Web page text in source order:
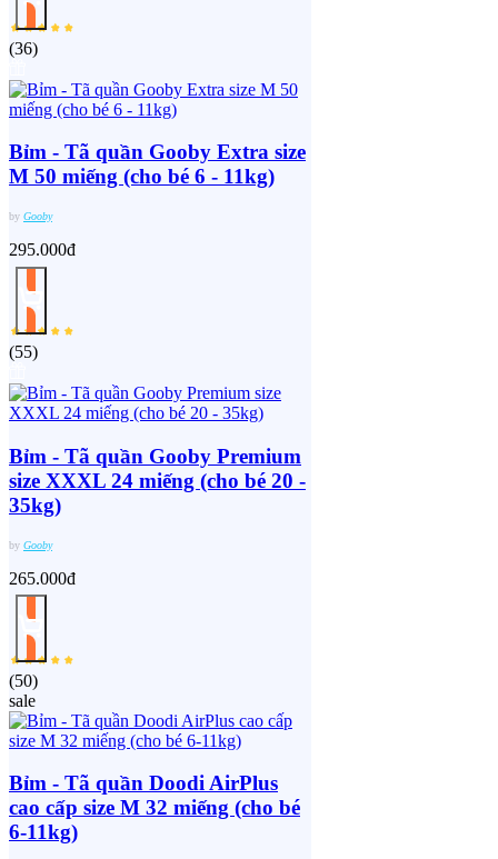
(36)
Bỉm - Tã quần Gooby Extra size
M 50 miếng (cho bé 6 - 11kg)
by Gooby
295.000đ
(55)
Bỉm - Tã quần Gooby Premium
size XXXL 24 miếng (cho bé 20 -
35kg)
by Gooby
265.000đ
(50)
sale
Bỉm - Tã quần Doodi AirPlus
cao cấp size M 32 miếng (cho bé
6-11kg)